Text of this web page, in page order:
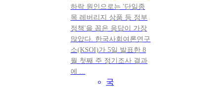
하락 원인으로는 '단일종
목 레버리지 상품 등 정부
정책'을 꼽은 응답이 가장
많았다. 한국사회여론연구
소(KSOI)가 5일 발표한 8
월 첫째 주 정기조사 결과
에 ...
국